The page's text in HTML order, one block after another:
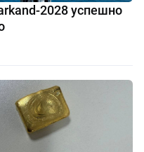
2028 успешно